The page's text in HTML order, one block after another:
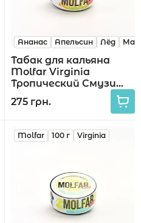
Ананас Апельсин Лёд
Табак для кальяна
Molfar Virginia
Тропический Смузи
100 г
275 грн.
Molfar 100 г Virginia